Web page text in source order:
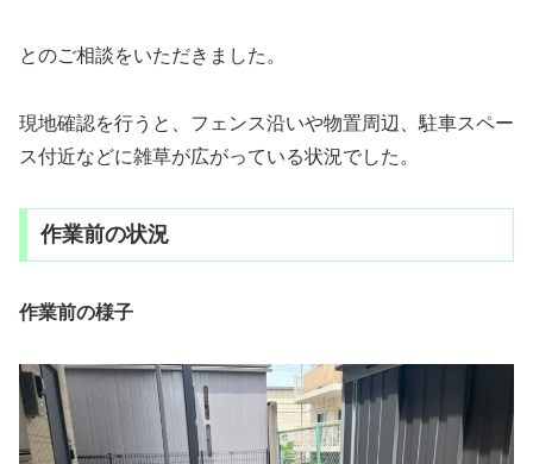
とのご相談をいただきました。
現地確認を行うと、フェンス沿いや物置周辺、駐車スペー
ス付近などに雑草が広がっている状況でした。
作業前の状況
作業前の様子